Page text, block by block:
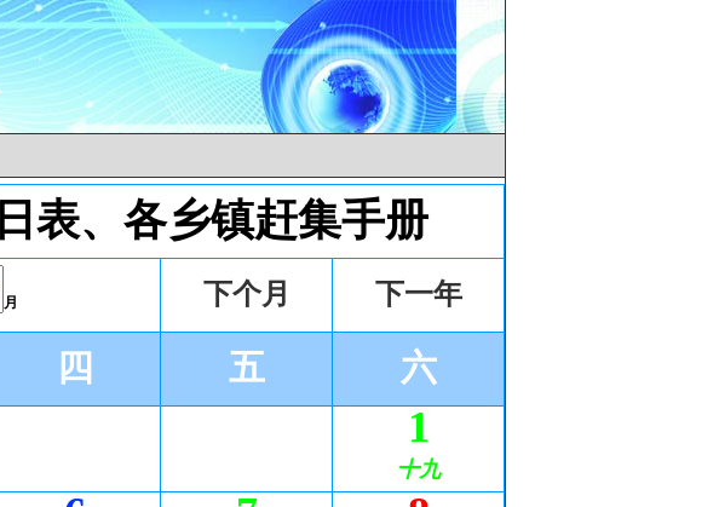
表、各乡镇赶集手册
月 下个月 下一年
四 五 六
1
十九